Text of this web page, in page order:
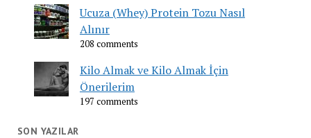
Ucuza (Whey) Protein Tozu Nasıl
Alınır
208 comments
Kilo Almak ve Kilo Almak İçin
Önerilerim
197 comments
SON YAZILAR